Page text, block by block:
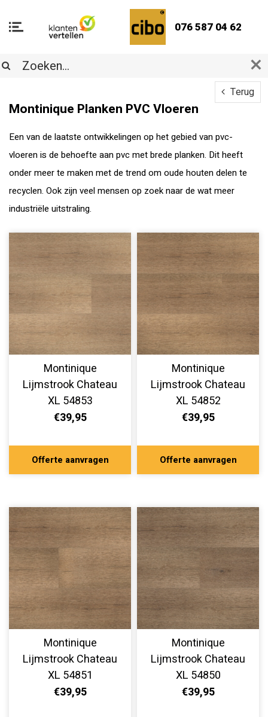
076 587 04 62
Terug
Montinique Planken PVC Vloeren
Een van de laatste ontwikkelingen op het gebied van pvc-
vloeren is de behoefte aan pvc met brede planken. Dit heeft
onder meer te maken met de trend om oude houten delen te
recyclen. Ook zijn veel mensen op zoek naar de wat meer
industriële uitstraling.
Montinique
Lijmstrook Chateau
XL 54853
€39,95
Offerte aanvragen
Montinique
Lijmstrook Chateau
XL 54852
€39,95
Offerte aanvragen
Montinique
Lijmstrook Chateau
XL 54851
€39,95
Montinique
Lijmstrook Chateau
XL 54850
€39,95